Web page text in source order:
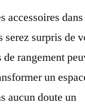
accessoires
serez surpris de
rangement
un
aucun doute un